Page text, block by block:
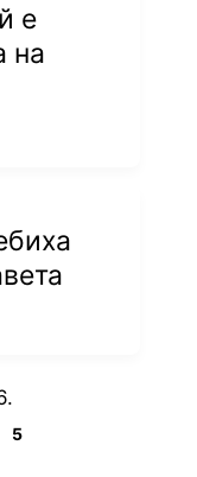
е
на
favorites
favorites
5